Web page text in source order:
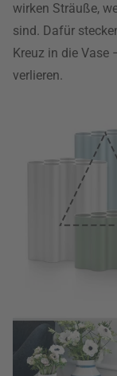
wirken Sträuße,
sind. Dafür
Kreuz in die Vase
verlieren.